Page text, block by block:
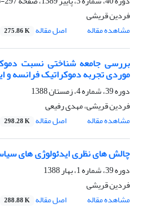
فردین قریشی
مشاهده مقاله
اصل مقاله 275.86 K
بررسی جامعه شناختی نسبت
موردی تجربه دموکراتیک فرانسه و
دوره 39، شماره 4، زمستان 1388
فردین قریشی، مهدی رفیعی
مشاهده مقاله
اصل مقاله 298.28 K
چالش های نظری ایدئولوژی های
دوره 39، شماره 1، بهار 1388
فردین قریشی
مشاهده مقاله
اصل مقاله 288.88 K